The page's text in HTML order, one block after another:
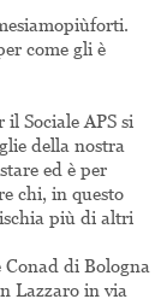
come gli è
Sociale APS si
della nostra
ed è per
chi, in questo
più di altri
di Bologna
Lazzaro in via